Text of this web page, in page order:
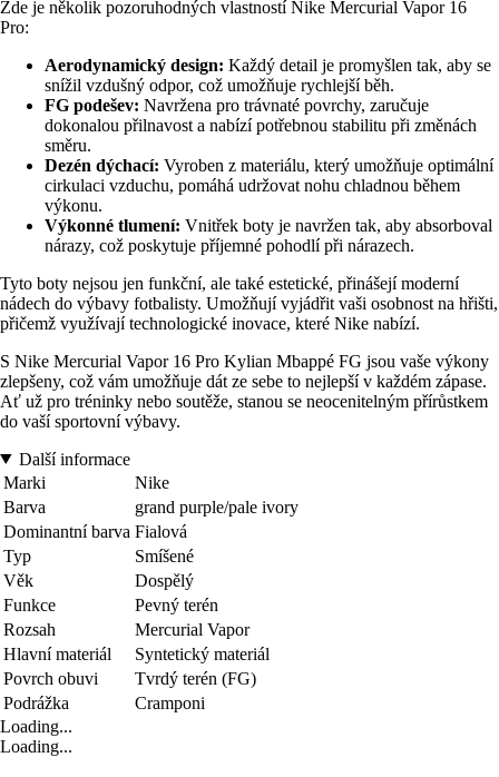
Zde je několik pozoruhodných vlastností Nike Mercurial Vapor 16
Pro:
Aerodynamický design: Každý detail je promyšlen tak, aby se
snížil vzdušný odpor, což umožňuje rychlejší běh.
FG podešev: Navržena pro trávnaté povrchy, zaručuje
dokonalou přilnavost a nabízí potřebnou stabilitu při změnách
směru.
Dezén dýchací: Vyroben z materiálu, který umožňuje optimální
cirkulaci vzduchu, pomáhá udržovat nohu chladnou během
výkonu.
Výkonné tlumení: Vnitřek boty je navržen tak, aby absorboval
nárazy, což poskytuje příjemné pohodlí při nárazech.
Tyto boty nejsou jen funkční, ale také estetické, přinášejí moderní
nádech do výbavy fotbalisty. Umožňují vyjádřit vaši osobnost na hřišti,
přičemž využívají technologické inovace, které Nike nabízí.
S Nike Mercurial Vapor 16 Pro Kylian Mbappé FG jsou vaše výkony
zlepšeny, což vám umožňuje dát ze sebe to nejlepší v každém zápase.
Ať už pro tréninky nebo soutěže, stanou se neocenitelným přírůstkem
do vaší sportovní výbavy.
Další informace
Marki
Nike
Barva
grand purple/pale ivory
Dominantní barva Fialová
Typ
Smíšené
Věk
Dospělý
Funkce
Pevný terén
Rozsah
Mercurial Vapor
Hlavní materiál
Syntetický materiál
Povrch obuvi
Tvrdý terén (FG)
Podrážka
Cramponi
Loading...
Loading...